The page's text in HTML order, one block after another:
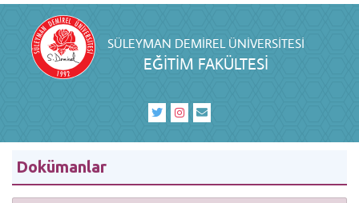
SÜLEYMAN DEMIREL ÜNIVERSITESI
EĞITIM FAKÜLTESI
PERSONEL
İLETIŞIM
Dokümanlar